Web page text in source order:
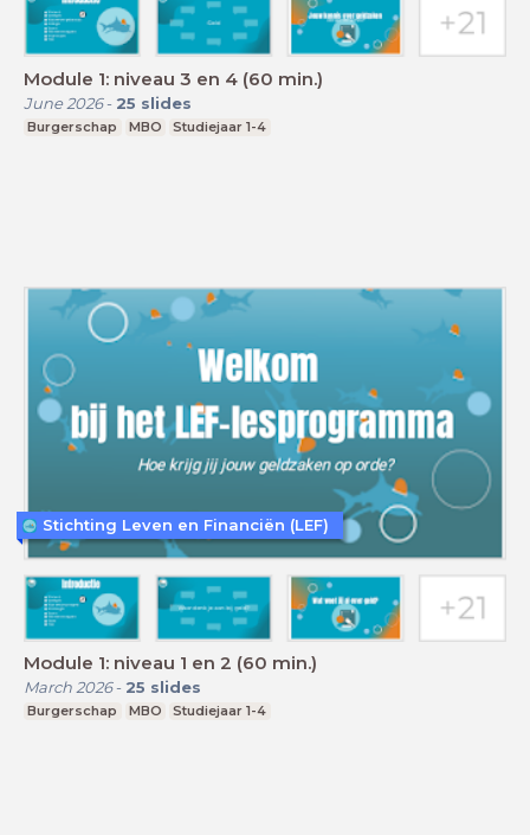
Module 1: niveau 3 en 4 (60 min.)
June 2026- 25 slides
Burgerschap MBO Studiejaar 1-4
Module 1: niveau 1 en 2 (60 min.)
March 2026- 25 slides
Burgerschap MBO Studiejaar 1-4
Stichting Leven en Financiën (LEF)